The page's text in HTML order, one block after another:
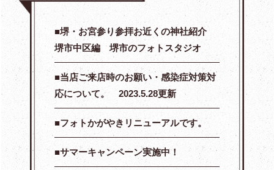
堺・お宮参り参拝お近くの神社紹介
堺市中区編 堺市のフォトスタジオ
当店ご来店時のお願い・感染症対策対
応について。 2023.5.28更新
フォトかがやきリニューアルです。
サマーキャンペーン実施中！